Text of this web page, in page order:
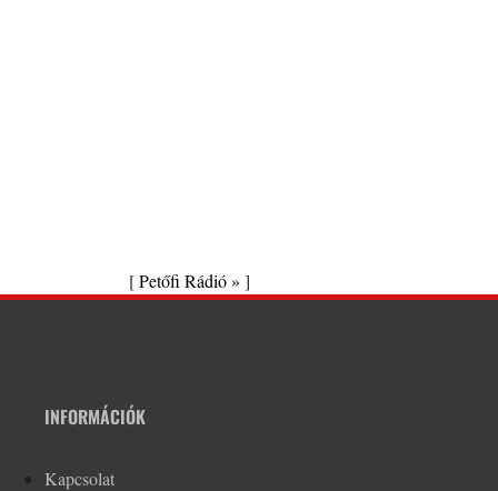
[Petőfi Rádió » ]
INFORMÁCIÓK
Kapcsolat